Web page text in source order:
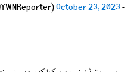
- Moshe Schwartz (@YWNReporter)
October 23, 2023